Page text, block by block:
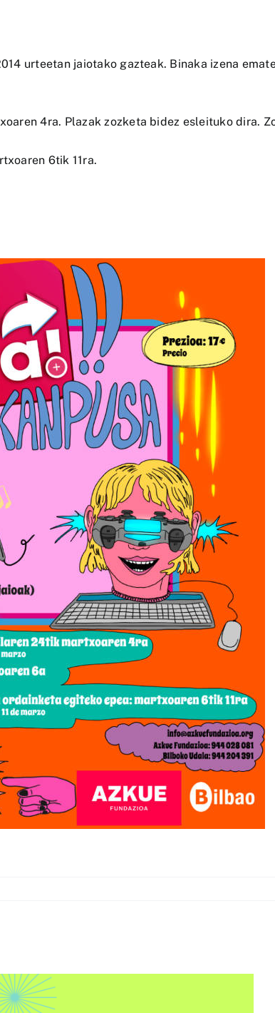
urteetan jaiotako gazteak. Binaka izena
4ra. Plazak zozketa bidez esleituko dira.
6tik 11ra.